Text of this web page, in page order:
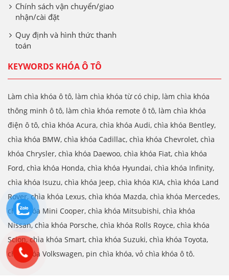
Chính sách vận chuyển/giao
nhận/cài đặt
Quy định và hình thức thanh
toán
KEYWORDS KHÓA Ô TÔ
Làm chìa khóa ô tô, làm chìa khóa từ có chip, làm chìa khóa
thông minh ô tô, làm chìa khóa remote ô tô, làm chìa khóa
điện ô tô, chìa khóa Acura, chìa khóa Audi, chìa khóa Bentley,
chìa khóa BMW, chìa khóa Cadillac, chìa khóa Chevrolet, chìa
khóa Chrysler, chìa khóa Daewoo, chìa khóa Fiat, chìa khóa
Ford, chìa khóa Honda, chìa khóa Hyundai, chìa khóa Infinity,
chìa khóa Isuzu, chìa khóa Jeep, chìa khóa KIA, chìa khóa Land
Rover, chìa khóa Lexus, chìa khóa Mazda, chìa khóa Mercedes,
chìa khóa Mini Cooper, chìa khóa Mitsubishi, chìa khóa
Nissan, chìa khóa Porsche, chìa khóa Rolls Royce, chìa khóa
Scion, chìa khóa Smart, chìa khóa Suzuki, chìa khóa Toyota,
chìa khóa Volkswagen, pin chìa khóa, vỏ chìa khóa ô tô.